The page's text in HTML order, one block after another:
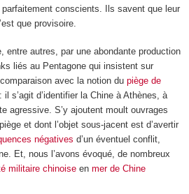
conscients. Ils savent que leur
que provisoire.
entre autres, par une abondante production
liés au Pentagone qui insistent sur
avec la notion du piège de
s’agit d’identifier la Chine à Athènes, à
agressive. S’y ajoutent moult ouvrages
et dont l’objet sous-jacent est d’avertir
négatives d’un éventuel conflit,
Et, nous l’avons évoqué, de nombreux
militaire chinoiseen mer de Chine